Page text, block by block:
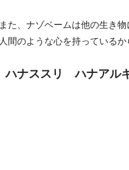
また、ナゾベームは他の生き
人間のような心を持っている
ハナススリ ハナアル